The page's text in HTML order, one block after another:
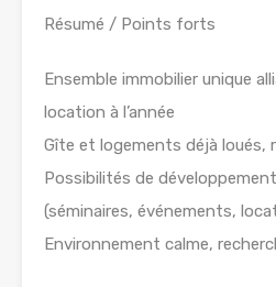
Résumé / Points forts
Ensemble immobilier unique
location à l’année
Gîte et logements déjà loués,
Possibilités de
(séminaires, événements,
Environnement calme,